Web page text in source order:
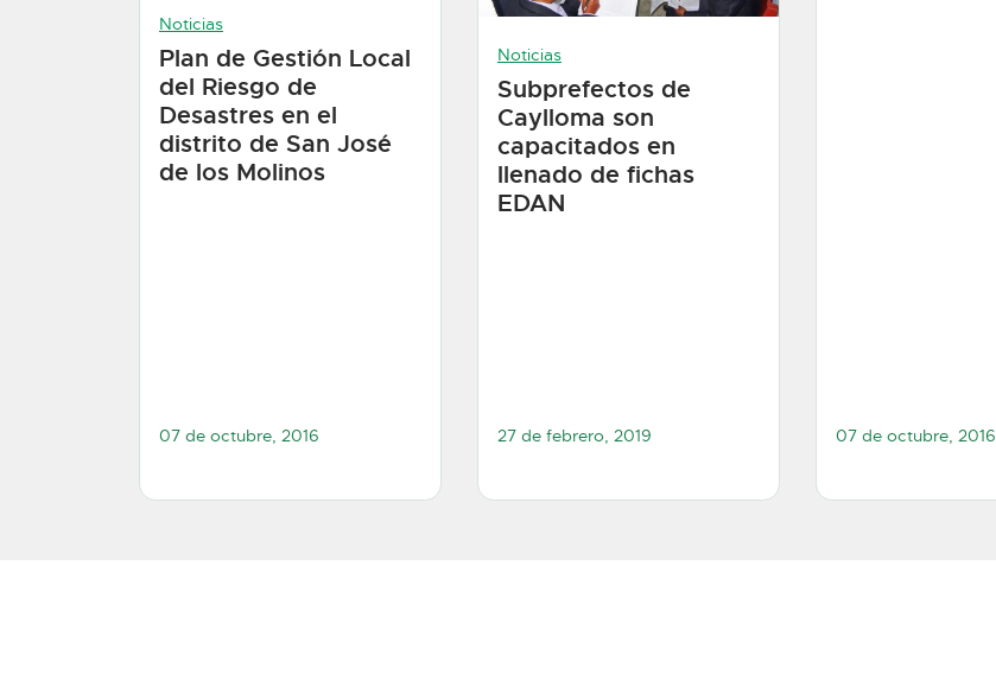
Noticias
Plan de Gestión Local
del Riesgo de
Desastres en el
distrito de San José
de los Molinos
07 de octubre, 2016
Noticias
Subprefectos de
Caylloma son
capacitados en
llenado de fichas
EDAN
27 de febrero, 2019 07 de octubre, 2016